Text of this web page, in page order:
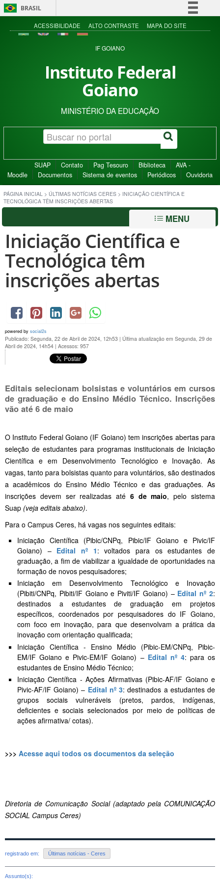
BRASIL
Simplifique!
Acesso à informação
ACESSIBILIDADE ALTO CONTRASTE MAPA DO SITE
IF GOIANO
Instituto Federal
Goiano
MINISTÉRIO DA EDUCAÇÃO
SUAP Contato Pag Tesouro Biblioteca
AVA -
Moodle
Documentos Sistema de eventos Periódicos Ouvidoria
PÁGINA INICIAL > ÚLTIMAS NOTÍCIAS CERES > INICIAÇÃO CIENTÍFICA E
TECNOLÓGICA TÊM INSCRIÇÕES ABERTAS
MENU
Iniciação Científica e
Tecnológica têm
inscrições abertas
powered by social2s
Publicado: Segunda, 22 de Abril de 2024, 12h53 | Última atualização em Segunda, 29 de
Abril de 2024, 14h54 | Acessos: 957
Editais selecionam bolsistas e voluntários em cursos
de graduação e do Ensino Médio Técnico. Inscrições
vão até 6 de maio
O Instituto Federal Goiano (IF Goiano) tem inscrições abertas para
seleção de estudantes para programas institucionais de Iniciação
Científica e em Desenvolvimento Tecnológico e Inovação. As
vagas, tanto para bolsistas quanto para voluntários, são destinados
a acadêmicos do Ensino Médio Técnico e das graduações. As
inscrições devem ser realizadas até 6 de maio, pelo sistema
Suap (veja editais abaixo).
Para o Campus Ceres, há vagas nos seguintes editais:
Iniciação Científica (Pibic/CNPq, Pibic/IF Goiano e Pivic/IF
Goiano) – Edital nº 1: voltados para os estudantes de
graduação, a fim de viabilizar a igualdade de oportunidades na
formação de novos pesquisadores;
Iniciação em Desenvolvimento Tecnológico e Inovação
(Pibiti/CNPq, Pibiti/IF Goiano e Piviti/IF Goiano) – Edital nº 2:
destinados a estudantes de graduação em projetos
específicos, coordenados por pesquisadores do IF Goiano,
com foco em inovação, para que desenvolvam a prática da
inovação com orientação qualificada;
Iniciação Científica - Ensino Médio (Pibic-EM/CNPq, Pibic-
EM/IF Goiano e Pivic-EM/IF Goiano) – Edital nº 4: para os
estudantes de Ensino Médio Técnico;
Iniciação Científica - Ações Afirmativas (Pibic-AF/IF Goiano e
Pivic-AF/IF Goiano) – Edital nº 3: destinados a estudantes de
grupos sociais vulneráveis (pretos, pardos, indígenas,
deficientes e sociais selecionados por meio de políticas de
ações afirmativa/ cotas).
>>> Acesse aqui todos os documentos da seleção
Diretoria de Comunicação Social (adaptado pela COMUNICAÇÃO
SOCIAL Campus Ceres)
registrado em: Últimas notícias - Ceres
Assunto(s):